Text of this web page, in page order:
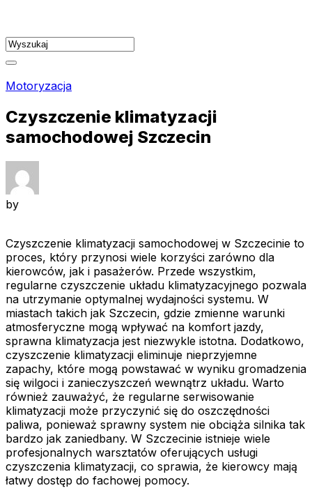
content
Motoryzacja
Czyszczenie klimatyzacji
samochodowej Szczecin
by
Czyszczenie klimatyzacji samochodowej w Szczecinie to
proces, który przynosi wiele korzyści zarówno dla
kierowców, jak i pasażerów. Przede wszystkim,
regularne czyszczenie układu klimatyzacyjnego pozwala
na utrzymanie optymalnej wydajności systemu. W
miastach takich jak Szczecin, gdzie zmienne warunki
atmosferyczne mogą wpływać na komfort jazdy,
sprawna klimatyzacja jest niezwykle istotna. Dodatkowo,
czyszczenie klimatyzacji eliminuje nieprzyjemne
zapachy, które mogą powstawać w wyniku gromadzenia
się wilgoci i zanieczyszczeń wewnątrz układu. Warto
również zauważyć, że regularne serwisowanie
klimatyzacji może przyczynić się do oszczędności
paliwa, ponieważ sprawny system nie obciąża silnika tak
bardzo jak zaniedbany. W Szczecinie istnieje wiele
profesjonalnych warsztatów oferujących usługi
czyszczenia klimatyzacji, co sprawia, że kierowcy mają
łatwy dostęp do fachowej pomocy.